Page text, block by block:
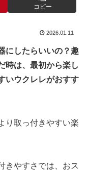
コピー
2026.01.11
にしたらいいの？趣
時は、最初から楽し
いウクレレがおすす
り取っ付きやすい楽
きやすさでは、おス